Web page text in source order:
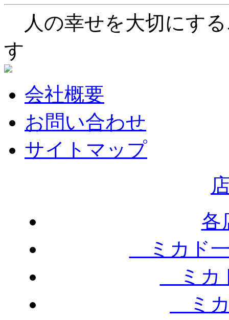
人の幸せを大切にす
す
会社概要
お問い合わせ
サイトマップ
各
ミカド
ミカ
ミカ